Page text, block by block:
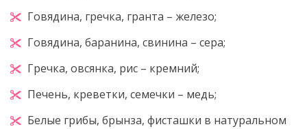
Говядина, гречка, гранта – железо;
Говядина, баранина, свинина – сера;
Гречка, овсянка, рис – кремний;
Печень, креветки, семечки – медь;
Белые грибы, брынза, фисташки в натуральном